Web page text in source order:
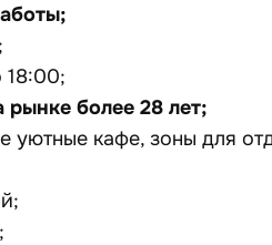
18:00;
рынке более 28 лет;
уютные кафе, зоны для